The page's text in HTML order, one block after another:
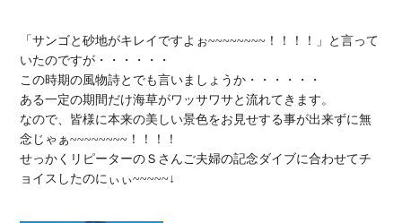
「サンゴと砂地がキレイですよぉ~~~~~~~~！！！！」と言って
いたのですが・・・・・・
この時期の風物詩とでも言いましょうか・・・・・・
ある一定の期間だけ海草がワッサワサと流れてきます。
なので、皆様に本来の美しい景色をお見せする事が出来ずに無
念じゃぁ~~~~~~~~！！！！
せっかくリピーターのＳさんご夫婦の記念ダイブに合わせてチ
ョイスしたのにぃぃ~~~~~↓